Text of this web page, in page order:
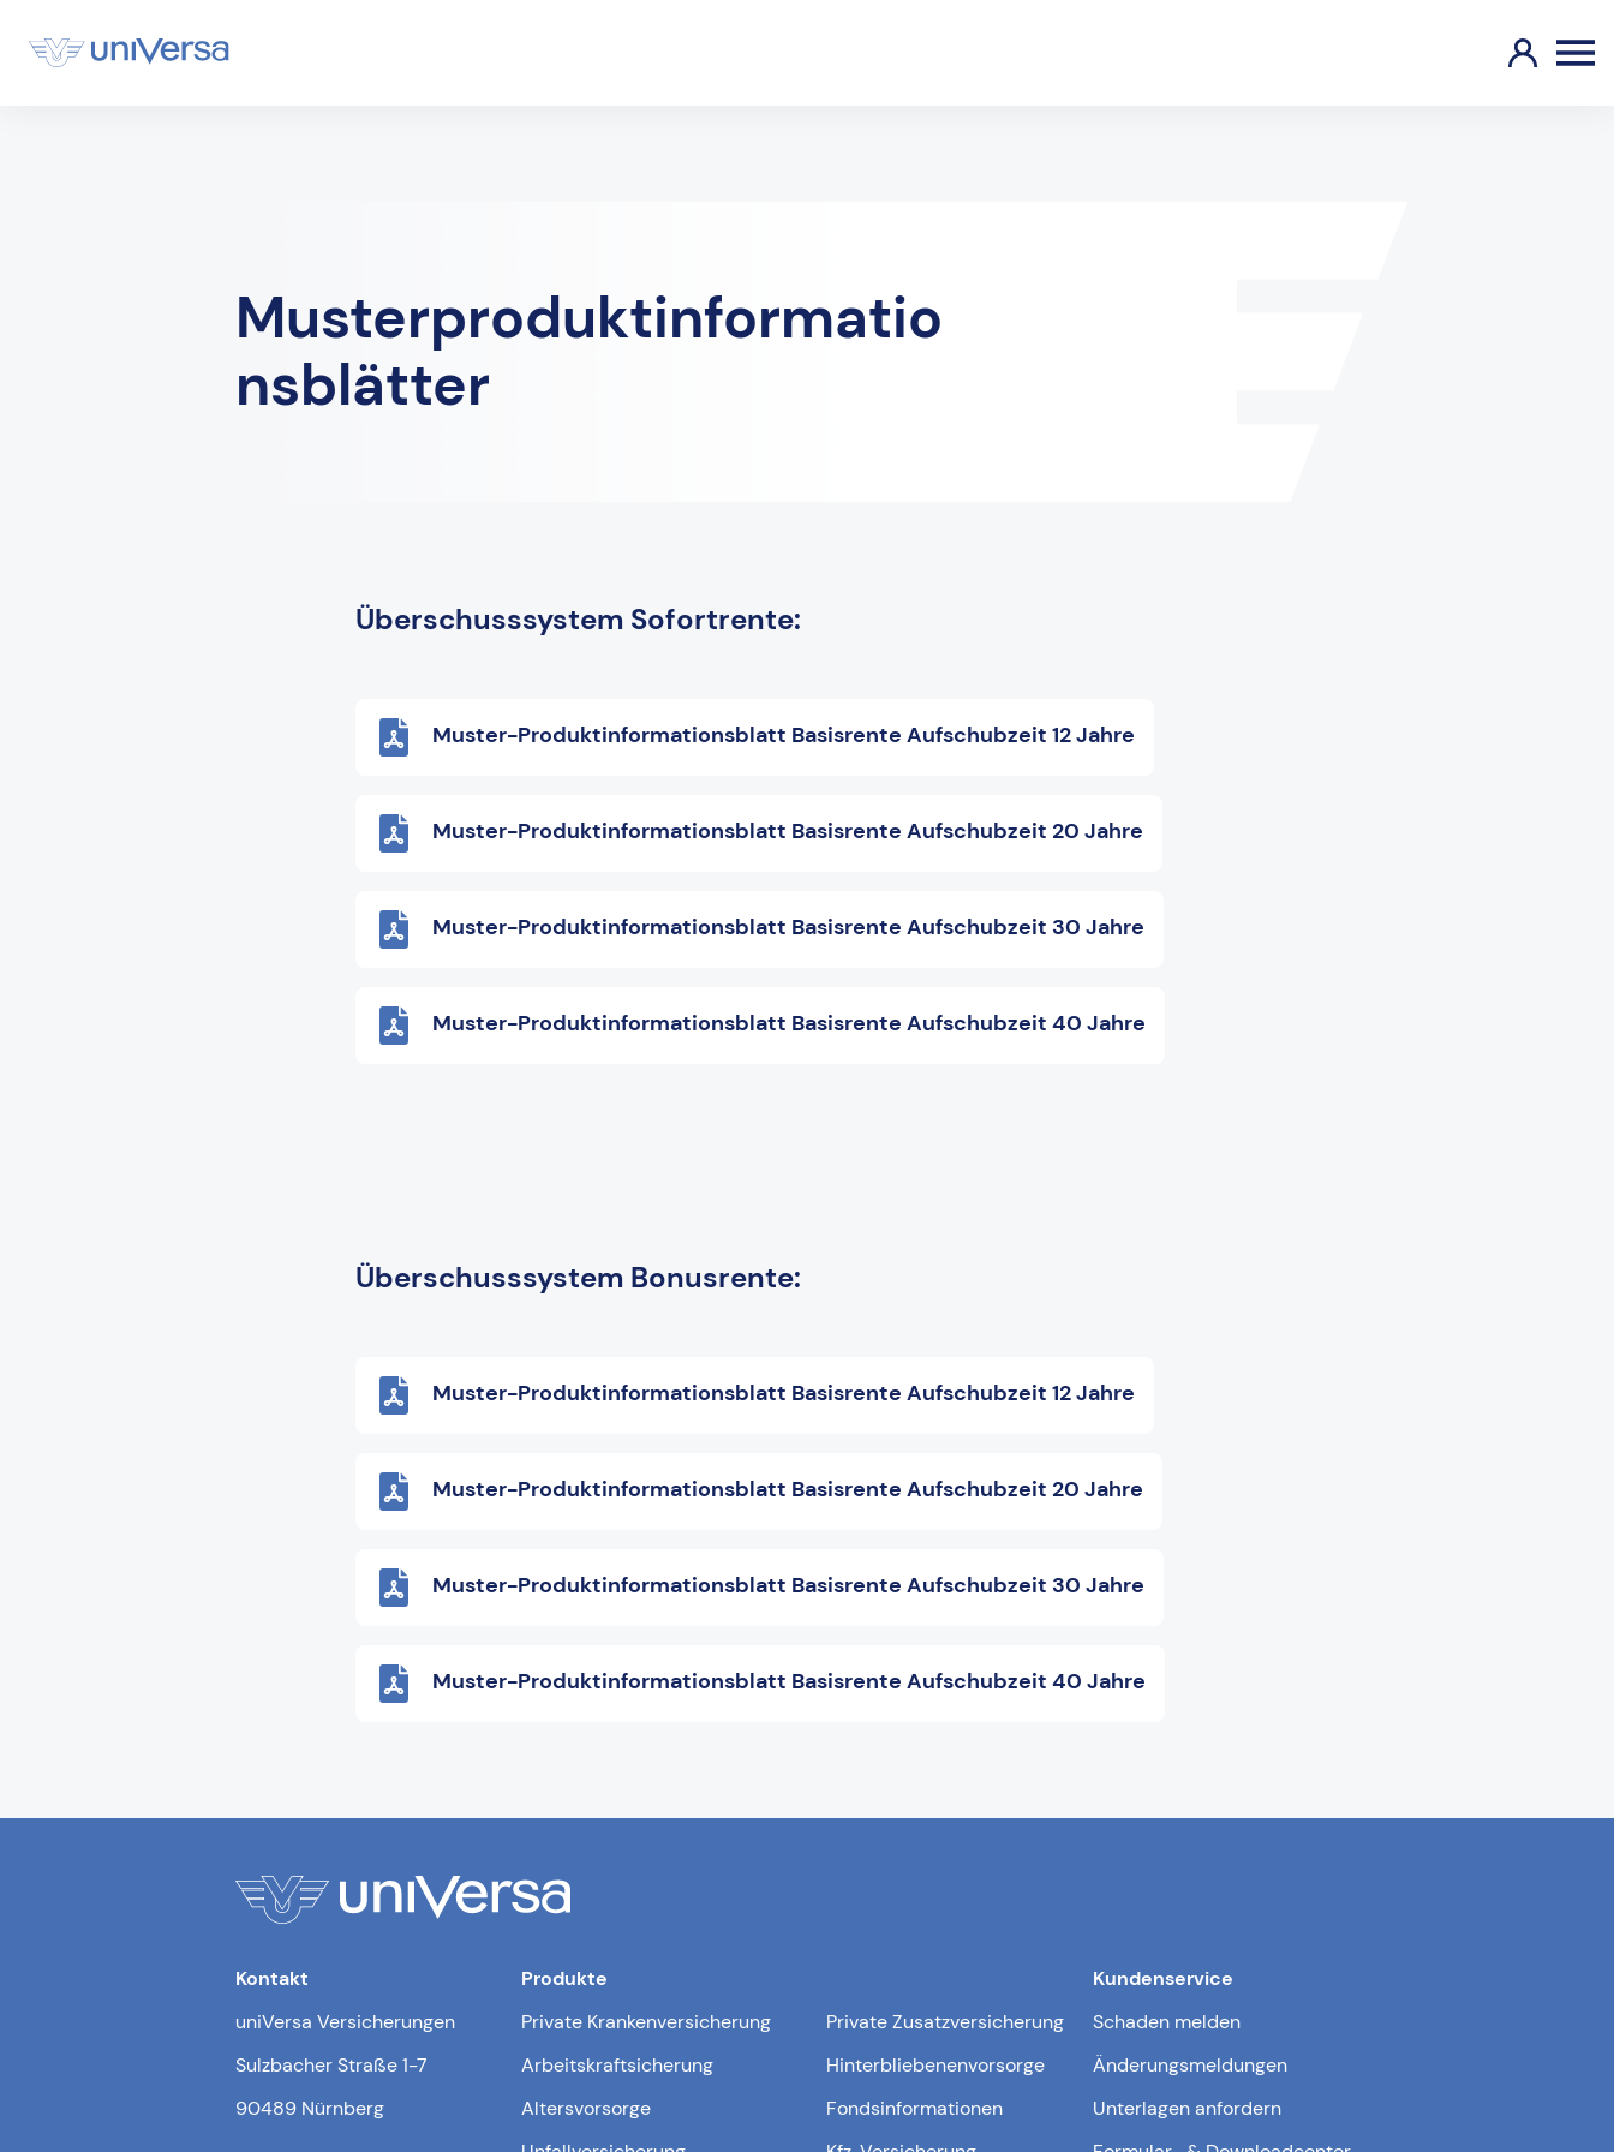
Musterproduktinformatio
nsblätter
Überschusssystem Sofortrente:
Muster-Produktinformationsblatt Basisrente Aufschubzeit 12 Jahre
Muster-Produktinformationsblatt Basisrente Aufschubzeit 20 Jahre
Muster-Produktinformationsblatt Basisrente Aufschubzeit 30 Jahre
Muster-Produktinformationsblatt Basisrente Aufschubzeit 40 Jahre
Überschusssystem Bonusrente:
Muster-Produktinformationsblatt Basisrente Aufschubzeit 12 Jahre
Muster-Produktinformationsblatt Basisrente Aufschubzeit 20 Jahre
Muster-Produktinformationsblatt Basisrente Aufschubzeit 30 Jahre
Muster-Produktinformationsblatt Basisrente Aufschubzeit 40 Jahre
Kontakt
uniVersa Versicherungen
Sulzbacher Straße 1-7
90489 Nürnberg
Produkte
Private Krankenversicherung
Private Zusatzversicherung
Arbeitskraftsicherung
Hinterbliebenenvorsorge
Altersvorsorge
Fondsinformationen
Kundenservice
Schaden melden
Änderungsmeldungen
Unterlagen anfordern